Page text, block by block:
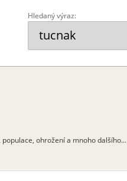
Hledaný výraz:
ohrožení a mnoho dalšího...